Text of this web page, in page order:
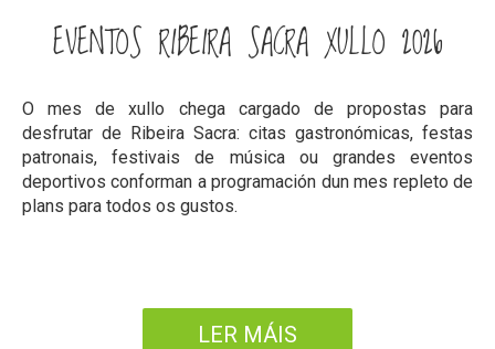
EVENTOS RIBEIRA SACRA XULLO 2026
O mes de xullo chega cargado de propostas para
desfrutar de Ribeira Sacra: citas gastronómicas, festas
patronais, festivais de música ou grandes eventos
deportivos conforman a programación dun mes repleto de
plans para todos os gustos.
LER MÁIS